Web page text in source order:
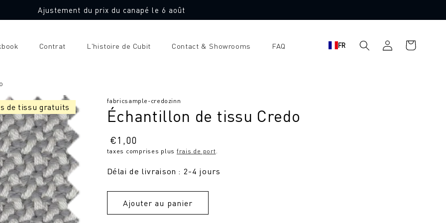
Ajustement du prix du canapé le 6 août
Contrat L'histoire de Cubit Contact & Showrooms FAQ FR
connecter
Panier
d'achat
de tissu gratuits
SKU
fabricsample-credozinn
Échantillon de tissu Credo
Prix
normal
€1,00
taxes comprises plus frais de port.
Délai de livraison : 2-4 jours
Ajouter au panier